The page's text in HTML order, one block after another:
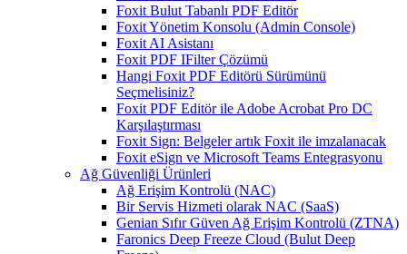
Foxit Bulut Tabanlı PDF Editör
Foxit Yönetim Konsolu (Admin Console)
Foxit AI Asistanı
Foxit PDF IFilter Çözümü
Hangi Foxit PDF Editörü Sürümünü
Seçmelisiniz?
Foxit PDF Editör ile Adobe Acrobat Pro DC
Karşılaştırması
Foxit Sign: Belgeler artık Foxit ile imzalanacak
Foxit eSign ve Microsoft Teams Entegrasyonu
Ağ Güvenliği Ürünleri
Ağ Erişim Kontrolü (NAC)
Bir Servis Hizmeti olarak NAC (SaaS)
Genian Sıfır Güven Ağ Erişim Kontrolü (ZTNA)
Faronics Deep Freeze Cloud (Bulut Deep